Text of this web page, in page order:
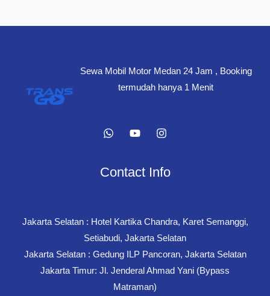
di
Sewa Mobil Motor Medan 24 Jam , Booking
termudah hanya 1 Menit
Contact Info
Jakarta Selatan : Hotel Kartika Chandra, Karet Semanggi,
Setiabudi, Jakarta Selatan
Jakarta Selatan : Gedung ILP Pancoran, Jakarta Selatan
Jakarta Timur: Jl. Jenderal Ahmad Yani (Bypass
Matraman)